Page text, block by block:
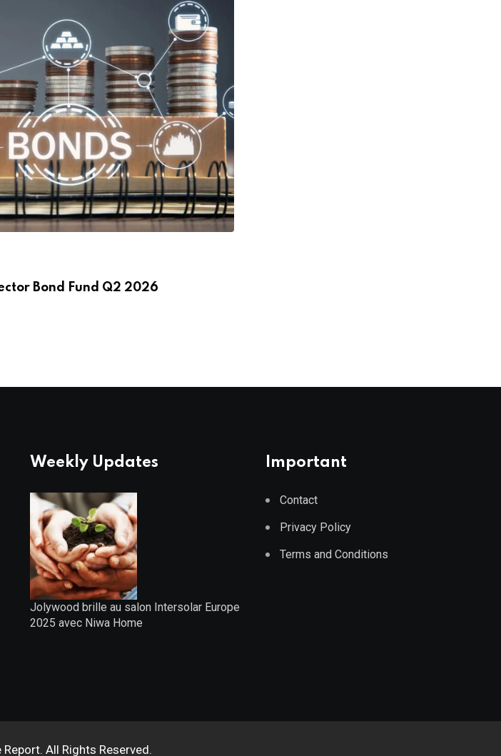
Bond Fund Q2 2026
Weekly Updates
Jolywood brille au salon Intersolar Europe
2025 avec Niwa Home
Important
Contact
Privacy Policy
Terms and Conditions
All Rights Reserved.